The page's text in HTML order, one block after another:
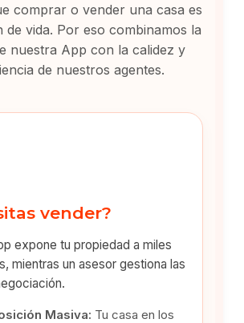
comprar o vender una casa es
de vida. Por eso combinamos la
nuestra App con la calidez y
de nuestros agentes.
vender?
expone tu propiedad a miles
mientras un asesor gestiona las
Masiva: Tu casa en los